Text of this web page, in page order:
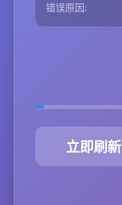
错误原因:
立即刷新